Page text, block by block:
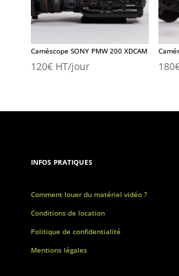
Caméscope SONY PMW 200 XDCAM
120€HT/jour 180
INFOS PRATIQUES
Comment louer du matériel vidéo ?
Conditions de location
Politique de confidentialité
Mentions légales